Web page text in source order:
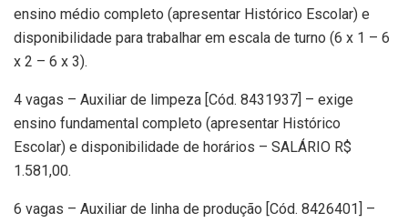
ensino médio completo (apresentar Histórico Escolar) e
disponibilidade para trabalhar em escala de turno (6 x 1 – 6
x 2 – 6 x 3).
4 vagas – Auxiliar de limpeza [Cód. 8431937] – exige
ensino fundamental completo (apresentar Histórico
Escolar) e disponibilidade de horários – SALÁRIO R$
1.581,00.
6 vagas – Auxiliar de linha de produção [Cód. 8426401] –